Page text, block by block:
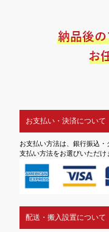
お支払い・決済について
お支払い方法は、銀行振込
支払い方法をお選びいただけ
配送・搬入設置について